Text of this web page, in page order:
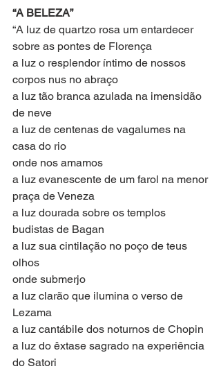
“A BELEZA”
“A luz de quartzo rosa um entardecer
sobre as pontes de Florença
a luz o resplendor íntimo de nossos
corpos nus no abraço
a luz tão branca azulada na imensidão
de neve
a luz de centenas de vagalumes na
casa do rio
onde nos amamos
a luz evanescente de um farol na menor
praça de Veneza
a luz dourada sobre os templos
budistas de Bagan
a luz sua cintilação no poço de teus
olhos
onde submerjo
a luz clarão que ilumina o verso de
Lezama
a luz cantábile dos noturnos de Chopin
a luz do êxtase sagrado na experiência
do Satori